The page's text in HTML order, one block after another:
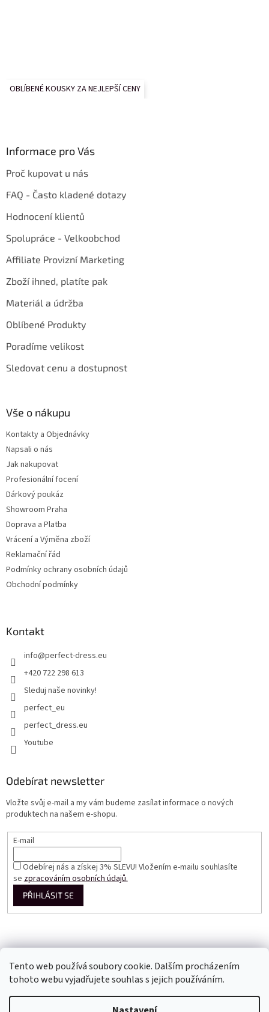
Tento web používá soubory cookie. Dalším procházením
tohoto webu vyjadřujete souhlas s jejich používáním.
OBLÍBENÉ KOUSKY ZA NEJLEPŠÍ CENY
Informace pro Vás
Proč kupovat u nás
FAQ - Často kladené dotazy
Hodnocení klientů
Spolupráce - Velkoobchod
Affiliate Provizní Marketing
Zboží ihned, platíte pak
Materiál a údržba
Oblíbené Produkty
Poradíme velikost
Sledovat cenu a dostupnost
Vše o nákupu
Kontakty a Objednávky
Napsali o nás
Jak nakupovat
Profesionální focení
Dárkový poukáz
Showroom Praha
Doprava a Platba
Vrácení a Výměna zboží
Reklamační řád
Podmínky ochrany osobních údajů
Obchodní podmínky
Kontakt
info@perfect-dress.eu
+420 722 298 613
Sleduj naše novinky!
perfect_eu
perfect_dress.eu
Youtube
Odebírat newsletter
Vložte svůj e-mail a my vám budeme zasílat informace o nových
produktech na našem e-shopu.
E-mail
Odebírej nás a získej 3% SLEVU! Vložením e-mailu souhlasíte
sezpracováním osobních údajů.
PŘIHLÁSIT SE